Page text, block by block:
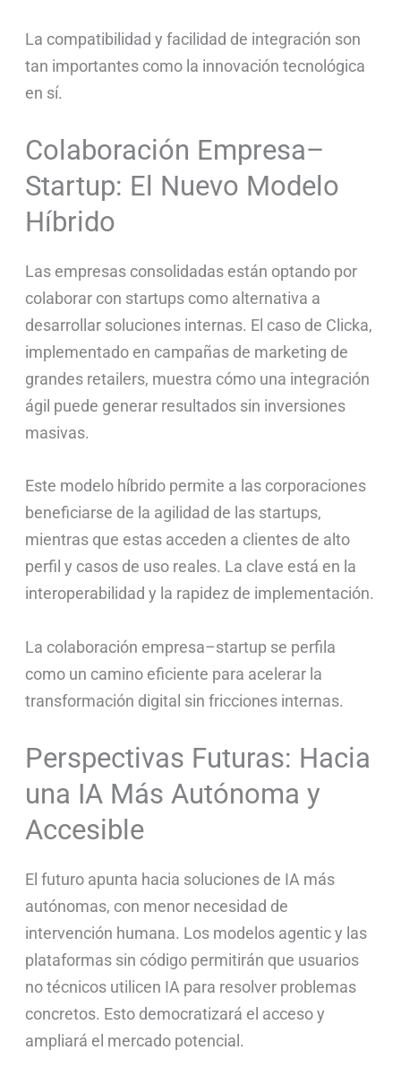
La compatibilidad y facilidad de integración son
tan importantes como la innovación tecnológica
en sí.
Colaboración Empresa–
Startup: El Nuevo Modelo
Híbrido
Las empresas consolidadas están optando por
colaborar con startups como alternativa a
desarrollar soluciones internas. El caso de Clicka,
implementado en campañas de marketing de
grandes retailers, muestra cómo una integración
ágil puede generar resultados sin inversiones
masivas.
Este modelo híbrido permite a las corporaciones
beneficiarse de la agilidad de las startups,
mientras que estas acceden a clientes de alto
perfil y casos de uso reales. La clave está en la
interoperabilidad y la rapidez de implementación.
La colaboración empresa–startup se perfila
como un camino eficiente para acelerar la
transformación digital sin fricciones internas.
Perspectivas Futuras: Hacia
una IA Más Autónoma y
Accesible
El futuro apunta hacia soluciones de IA más
autónomas, con menor necesidad de
intervención humana. Los modelos agentic y las
plataformas sin código permitirán que usuarios
no técnicos utilicen IA para resolver problemas
concretos. Esto democratizará el acceso y
ampliará el mercado potencial.